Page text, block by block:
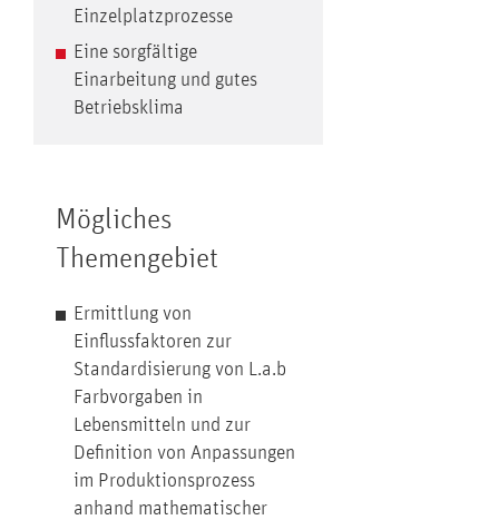
Einzelplatzprozesse
Eine sorgfältige
Einarbeitung und gutes
Betriebsklima
Mögliches
Themengebiet
Ermittlung von
Einflussfaktoren zur
Standardisierung von L.a.b
Farbvorgaben in
Lebensmitteln und zur
Definition von Anpassungen
im Produktionsprozess
anhand mathematischer